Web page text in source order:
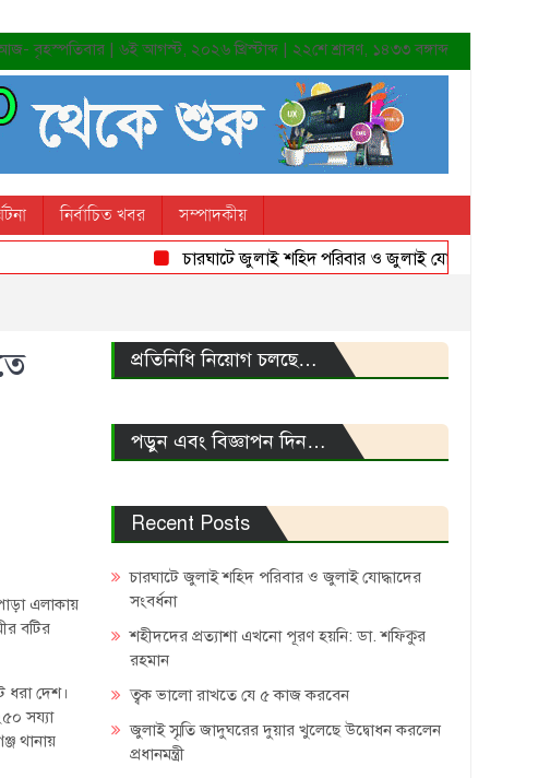
বৃহস্পতিবার | ৬ই আগস্ট, ২০২৬ খ্রিস্টাব্দ | ২২শে শ্রাবণ, ১৪৩৩ বঙ্গাব্দ
নির্বাচিত খবর সম্পাদকীয়
চারঘাটে জুলাই শহিদ পরিবার ও জুলাই যোদ্ধাদের সংবর্ধনা
এলাকায়
বটির
ধরা দেশ।
সয্যা
থানায়
প্রতিনিধি নিয়োগ চলছে…
পড়ুন এবং বিজ্ঞাপন দিন…
Recent Posts
চারঘাটে জুলাই শহিদ পরিবার ও জুলাই যোদ্ধাদের
সংবর্ধনা
শহীদদের প্রত্যাশা এখনো পূরণ হয়নি: ডা. শফিকুর
রহমান
ত্বক ভালো রাখতে যে ৫ কাজ করবেন
জুলাই স্মৃতি জাদুঘরের দুয়ার খুলেছে উদ্বোধন করলেন
প্রধানমন্ত্রী